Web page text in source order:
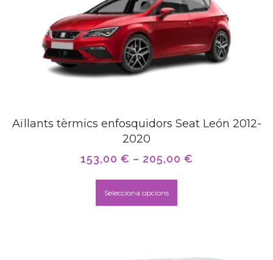
Aïllants tèrmics enfosquidors Seat León 2012-
2020
153,00 € – 205,00 €
Selecciona opcions